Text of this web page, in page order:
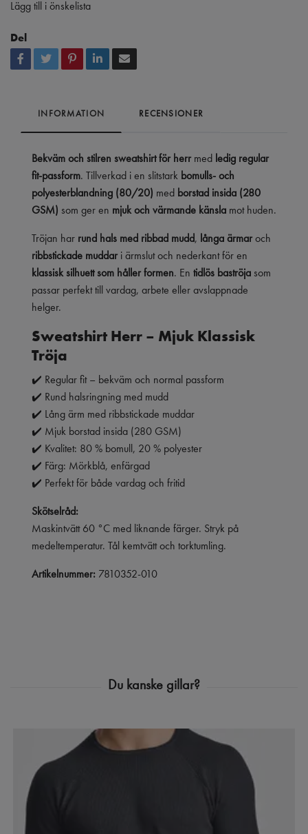
Lägg till i önskelista
Del
INFORMATION RECENSIONER
Bekväm och stilren sweatshirt för herr med ledig regular
fit-passform. Tillverkad i en slitstark bomulls- och
polyesterblandning (80/20) med borstad insida (280
GSM) som ger en mjuk och värmande känsla mot huden.
Tröjan har rund hals med ribbad mudd, långa ärmaroch
ribbstickade muddar i ärmslut och nederkant för en
klassisk silhuett som håller formen. En tidlös baströja som
passar perfekt till vardag, arbete eller avslappnade
helger.
Sweatshirt Herr – Mjuk Klassisk
Tröja
✔️ Regular fit – bekväm och normal passform
✔️ Rund halsringning med mudd
✔️ Lång ärm med ribbstickade muddar
✔️ Mjuk borstad insida (280 GSM)
✔️ Kvalitet: 80 % bomull, 20 % polyester
✔️ Färg: Mörkblå, enfärgad
✔️ Perfekt för både vardag och fritid
Skötselråd:
Maskintvätt 60 °C med liknande färger. Stryk på
medeltemperatur. Tål kemtvätt och torktumling.
Artikelnummer: 7810352-010